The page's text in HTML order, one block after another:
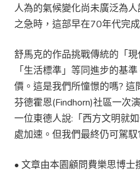
人為的氣候變化尚未廣泛為
之急時，這部早在70年代完
舒馬克的作品挑戰傳統的「
「生活標準」等同進步的基
價。這是我們所憧憬的嗎?
芬德霍恩(Findhorn)社區一次
一位東德人說:「西方文明就
處加速。但我們最終仍可駕馭
• 文章由本園顧問費樂思博士